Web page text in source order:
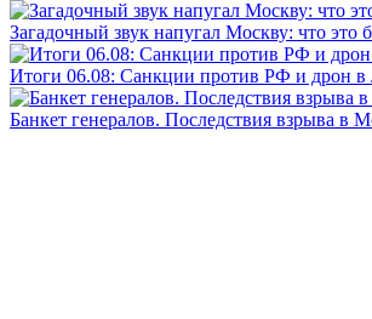
Загадочный звук напугал Москву: что это
Итоги 06.08: Санкции против РФ и дрон в
Банкет генералов. Последствия взрыва в